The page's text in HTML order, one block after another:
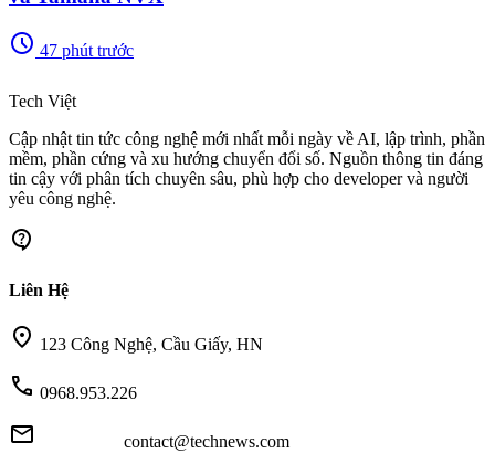
schedule 47 phút trước
Tech Việt
Cập nhật tin tức công nghệ mới nhất mỗi ngày về AI, lập trình, phần
mềm, phần cứng và xu hướng chuyển đổi số. Nguồn thông tin đáng
tin cậy với phân tích chuyên sâu, phù hợp cho developer và người
yêu công nghệ.
contact_support
Liên Hệ
location_on 123 Công Nghệ, Cầu Giấy, HN
call 0968.953.226
mail contact@technews.com